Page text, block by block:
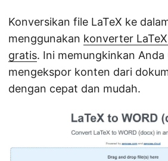
Konversikan file LaTeX ke
menggunakan konverter
gratis. Ini memungkinkan Anda
mengekspor konten dari
dengan cepat dan mudah.